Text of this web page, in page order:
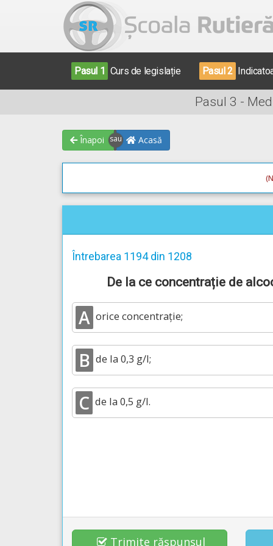
Pasul 1 Curs de legislație Pasul 2
Pasul 3 -
Înapoi Acasă
Întrebarea 1194 din 1208
De la ce concentrație de
A orice concentrație;
B de la 0,3 g/l;
C de la 0,5 g/l.
Trimite răspunsul